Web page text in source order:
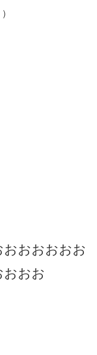
おおおおお
おおお